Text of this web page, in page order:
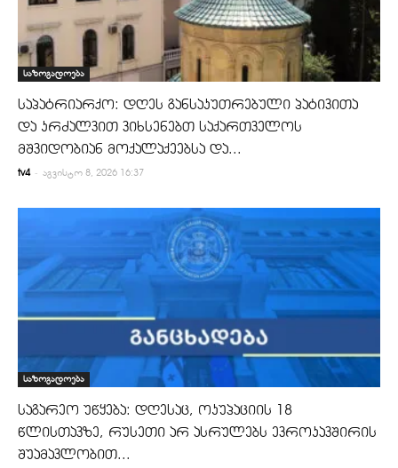
საზოგადოება
საპატრიარქო: დღეს განსაკუთრებული პატივითა
და კრძალვით ვიხსენებთ საქართველოს
მშვიდობიან მოქალაქეებსა და...
tv4 - აგვისტო 8, 2026 16:37
საზოგადოება
საგარეო უწყება: დღესაც, ოკუპაციის 18
წლისთავზე, რუსეთი არ ასრულებს ევროკავშირის
შუამავლობით...